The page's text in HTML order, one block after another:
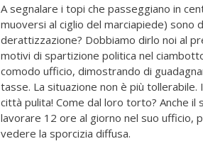
A segnalare i topi che passeggiano in
muoversi al ciglio del marciapiede) sono
derattizzazione? Dobbiamo dirlo noi al
motivi di spartizione politica nel
comodo ufficio, dimostrando di
tasse. La situazione non è più
città pulita! Come dal loro torto? Anche
lavorare 12 ore al giorno nel suo ufficio,
vedere la sporcizia diffusa.